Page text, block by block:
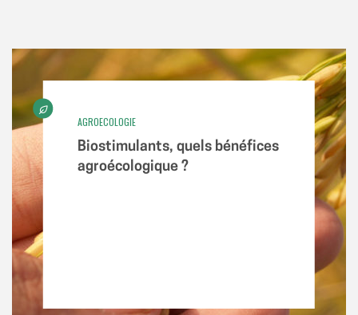
AGROECOLOGIE
Biostimulants, quels bénéfices
agroécologique ?